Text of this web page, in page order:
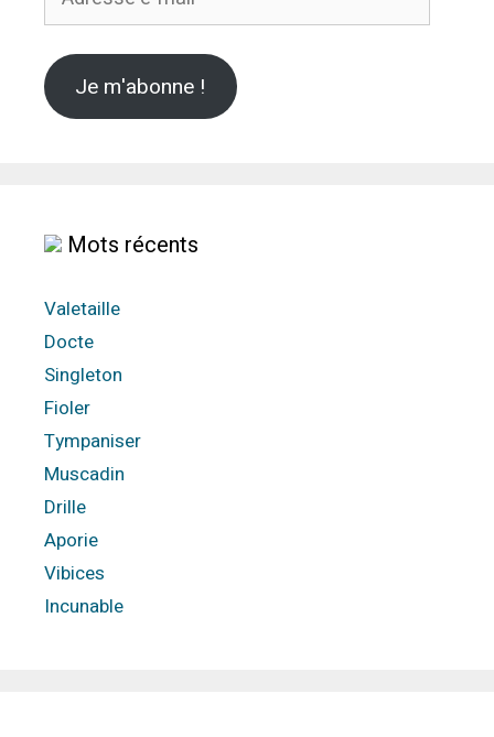
Je m'abonne !
Mots récents
Valetaille
Docte
Singleton
Fioler
Tympaniser
Muscadin
Drille
Aporie
Vibices
Incunable